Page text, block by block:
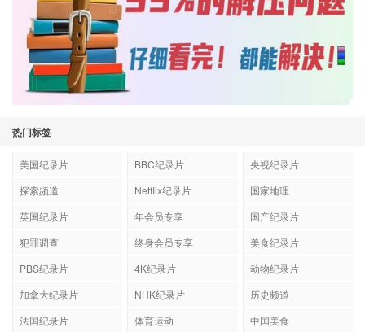
热门标签
美国纪录片 BBC纪录片
央视纪录片
探索频道
Netflix纪录片
国家地理
英国纪录片
年会员专享
国产纪录片
犯罪调查
终身会员专享
美食纪录片
PBS纪录片
4K纪录片
动物纪录片
加拿大纪录片
NHK纪录片
历史频道
法国纪录片
体育运动
中国美食